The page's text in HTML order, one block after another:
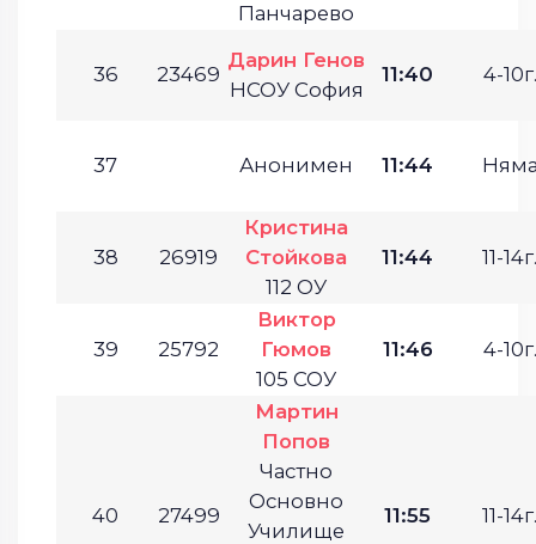
Панчарево
36 23469
Дарин Генов
НСОУ София
11:40 4-10г.
37 Анонимен 11:44
38 26919
Кристина
Стойкова
112 ОУ
11:44 11-14г.
39 25792
Виктор
Гюмов
105 СОУ
11:46 4-10г.
40 27499
Мартин
Попов
Частно
Основно
Училище
11:55 11-14г.